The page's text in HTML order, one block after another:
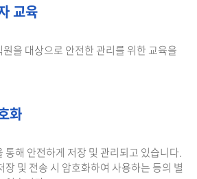
교육
을 대상으로 안전한 관리를 위한 교육을
화
통해 안전하게 저장 및 관리되고 있습니다.
장 및 전송 시 암호화하여 사용하는 등의 별